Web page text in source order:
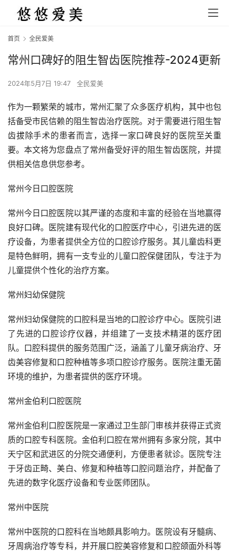
首页 全民爱美
常州口碑好的阻生智齿医院推荐-2024更新
2024年5月7日 19:47 全民爱美
作为一颗繁荣的城市，常州汇聚了众多医疗机构，其中也包
括备受市民信赖的阻生智齿治疗医院。对于需要进行阻生智
齿拔除手术的患者而言，选择一家口碑良好的医院至关重
要。本文将为您盘点了常州备受好评的阻生智齿医院，并提
供相关信息供您参考。
常州今日口腔医院
常州今日口腔医院以其严谨的态度和丰富的经验在当地赢得
良好口碑。医院建有现代化的口腔医疗中心，引进先进的医
疗设备，为患者提供全方位的口腔诊疗服务。其儿童齿科更
是特色鲜明，拥有一支专业的儿童口腔保健团队，专注于为
儿童提供个性化的治疗方案。
常州妇幼保健院
常州妇幼保健院的口腔科是当地的口腔诊疗中心。医院引进
了先进的口腔诊疗仪器，并组建了一支技术精湛的医疗团
队。口腔科提供的服务范围广泛，涵盖了儿童牙病治疗、牙
齿美容修复和口腔种植等多项口腔诊疗服务。医院注重无菌
环境的维护，为患者提供的医疗环境。
常州金伯利口腔医院
常州金伯利口腔医院是一家通过卫生部门审核并获得正式资
质的口腔专科医院。金伯利口腔在常州拥有多家分院，其中
天宁区和武进区的分院交通便利，方便患者就诊。医院专注
于牙齿正畸、美白、修复和种植等口腔问题治疗，并配备了
先进的数字化医疗设备和专业医师团队。
常州中医院
常州中医院的口腔科在当地颇具影响力。医院设有牙髓病、
牙周病治疗等专科，并开展口腔美容修复和口腔颌面外科等